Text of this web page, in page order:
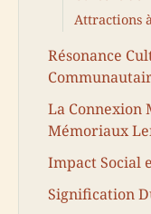
Attractions
Résonance
La Connexion
Mémoriaux
Impact Social
Signification